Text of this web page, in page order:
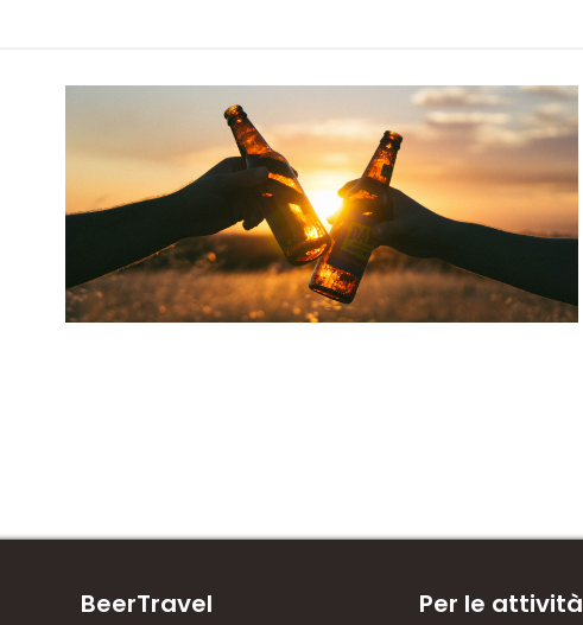
BeerTravel Per le attività